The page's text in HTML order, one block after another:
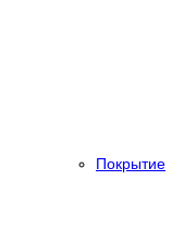
Покрытие